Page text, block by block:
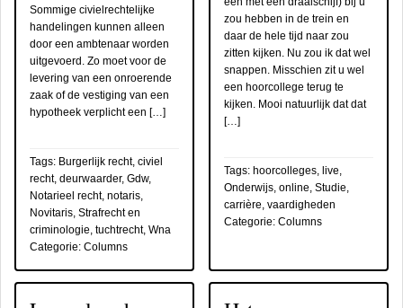
Sommige civielrechtelijke
handelingen kunnen alleen
door een ambtenaar worden
uitgevoerd. Zo moet voor de
levering van een onroerende
zaak of de vestiging van een
hypotheek verplicht een […]
Tags: Burgerlijk recht, civiel
recht, deurwaarder, Gdw,
Notarieel recht, notaris,
Novitaris, Strafrecht en
criminologie, tuchtrecht, Wna
Categorie: Columns
zou hebben in de trein en
daar de hele tijd naar zou
zitten kijken. Nu zou ik dat wel
snappen. Misschien zit u wel
een hoorcollege terug te
kijken. Mooi natuurlijk dat dat
[…]
Tags: hoorcolleges, live,
Onderwijs, online, Studie,
carrière, vaardigheden
Categorie: Columns